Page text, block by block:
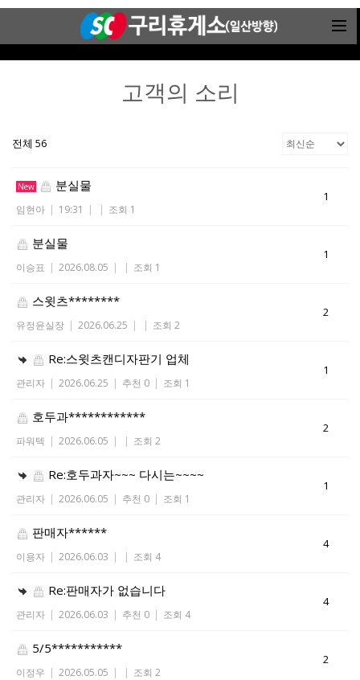
고객의 소리
전체 56
New 분실물
임현아 | 19:31 | | 조회 1
1
분실물
이승표 | 2026.08.05 | | 조회 1
1
스윗츠********
유정윤실장 | 2026.06.25 | | 조회 2
2
Re:스윗츠캔디자판기 업체
관리자 | 2026.06.25 | 추천 0 | 조회 1
1
호두과************
파워텍 | 2026.06.05 | | 조회 2
2
Re:호두과자~~~ 다시는~~~~
관리자 | 2026.06.05 | 추천 0 | 조회 1
1
판매자******
이용자 | 2026.06.03 | | 조회 4
4
Re:판매자가 없습니다
관리자 | 2026.06.03 | 추천 0 | 조회 4
4
5/5***********
이정우 | 2026.05.05 | | 조회 2
2